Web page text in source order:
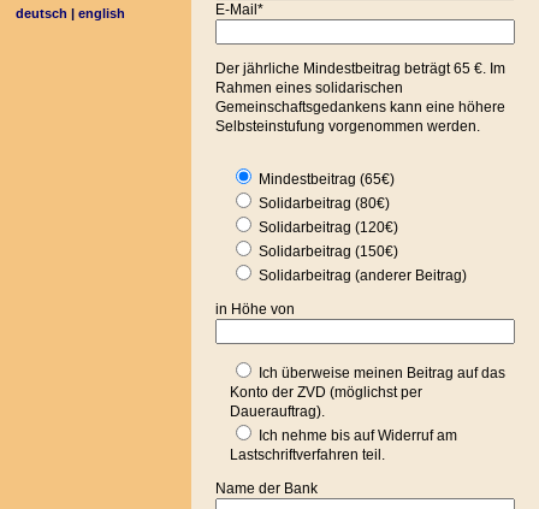
deutsch |english E-Mail*
Der jährliche Mindestbeitrag beträgt 65 €. Im
Rahmen eines solidarischen
Gemeinschaftsgedankens kann eine höhere
Selbsteinstufung vorgenommen werden.
Mindestbeitrag (65€)
Solidarbeitrag (80€)
Solidarbeitrag (120€)
Solidarbeitrag (150€)
Solidarbeitrag (anderer Beitrag)
in Höhe von
Ich überweise meinen Beitrag auf das
Konto der ZVD (möglichst per
Dauerauftrag).
Ich nehme bis auf Widerruf am
Lastschriftverfahren teil.
Name der Bank